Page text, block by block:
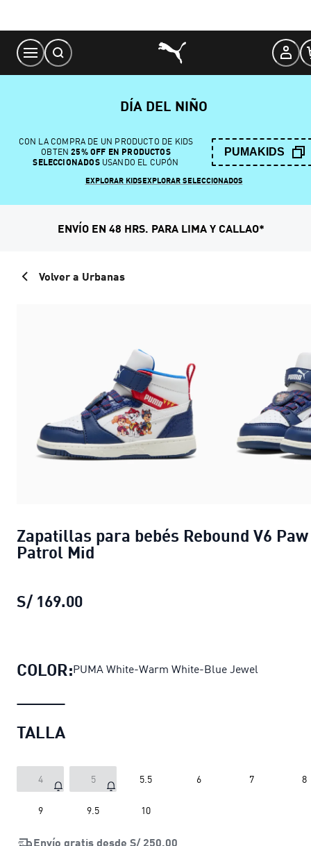
Content
DÍA DEL NIÑO
CON LA COMPRA DE UN PRODUCTO DE KIDS
OBTEN 25% OFF EN PRODUCTOS
SELECCIONADOSUSANDO EL CUPÓN
PUMAKIDS
EXPLORAR KIDSEXPLORAR SELECCIONADOS
ENVÍO EN 48 HRS. PARA LIMA Y CALLAO*
Volver a Urbanas
Zapatillas para bebés Rebound V6 Paw
Patrol Mid
S/ 169.00
COLOR:PUMA White-Warm White-Blue Jewel
TALLA
4 5 5.5 6 7 8
9 9.5 10
Envío gratis desde S/ 250.00